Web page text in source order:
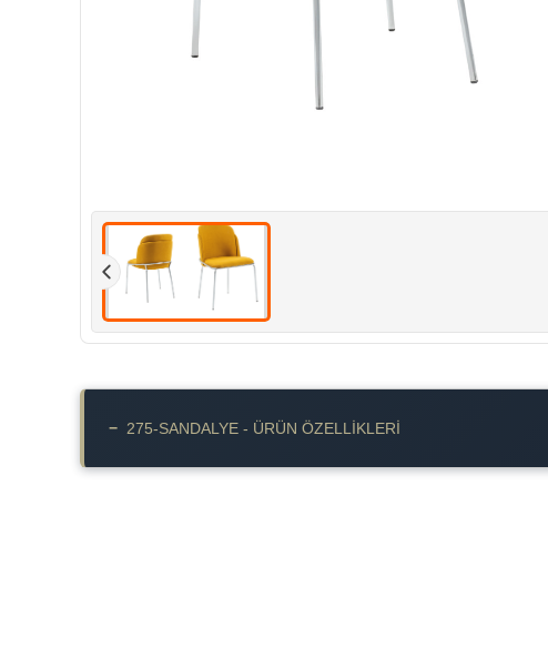
− 275-SANDALYE - ÜRÜN ÖZELLIKLERI